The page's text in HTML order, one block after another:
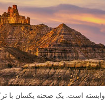
وابسته است. یک صحنه یکسان با